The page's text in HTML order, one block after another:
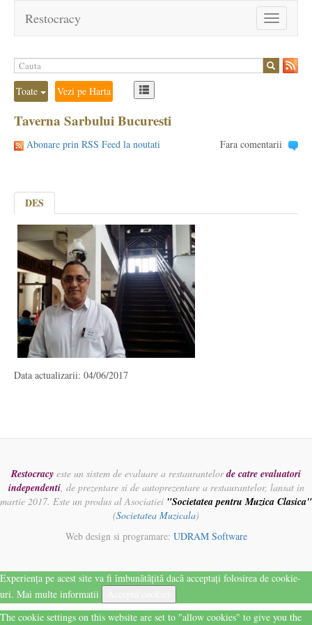
Toggle
navigation
Restocracy
Toate Vezi pe Harta
Taverna Sarbului Bucuresti
Abonare prin RSS Feed la noutati Fara comentarii
DES
Data actualizarii: 04/06/2017
Restocracy este un sistem de evaluare a restaurantelorde catre evaluatori
independenti, de prezentare si de autoprezentare a restaurantelor, lansat in
martie 2017. Este un produs al Asociatiei "Societatea pentru Muzica Clasica"
(Societatea Muzicala)
Web design si programare: UDRAM Software
Experiența pe acest site va fi îmbunătățită dacă acceptați folosirea de cookie-
uri. Mai multe informatii
The cookie settings on this website are set to "allow cookies" to give you the